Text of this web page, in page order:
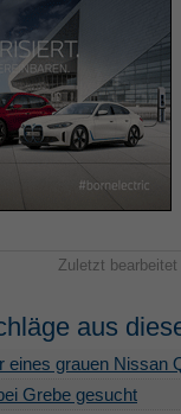
Zuletzt
aus
eines grauen Nissan
Grebe gesucht